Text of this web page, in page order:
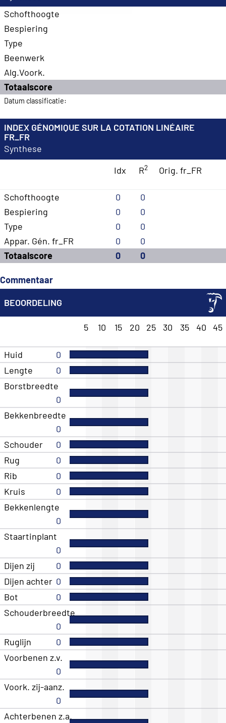
Schofthoogte
Bespiering
Type
Beenwerk
Alg.Voork.
Totaalscore
Datum classificatie:
INDEX GÉNOMIQUE SUR LA COTATION LINÉAIRE
FR_FR
Synthese
Idx
R2 Orig. fr_FR
Schofthoogte 0
0
Bespiering
0
0
Type
0
0
Appar. Gén. fr_FR
0
0
Totaalscore
0 0
Commentaar
BEOORDELING
5 10 15 20 25 30 35 40 45
Huid
0
Lengte
0
Borstbreedte
0
Bekkenbreedte
0
Schouder
0
Rug
0
Rib
0
Kruis
0
Bekkenlengte
0
Staartinplant
0
Dijen zij
0
Dijen achter 0
Bot
0
Schouderbreedte
0
Ruglijn
0
Voorbenen z.v.
0
Voork. zij-aanz.
0
Achterbenen z.a.